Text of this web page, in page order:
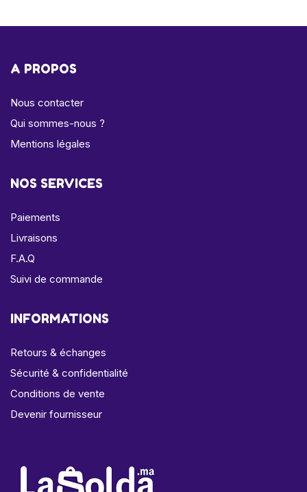
A PROPOS
Nous contacter
Qui sommes-nous ?
Mentions légales
NOS SERVICES
Paiements
Livraisons
F.A.Q
Suivi de commande
INFORMATIONS
Retours & échanges
Sécurité & confidentialité
Conditions de vente
Devenir fournisseur